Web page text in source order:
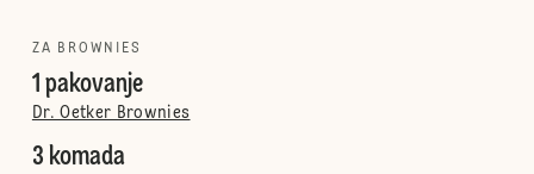
ZA BROWNIES
1 pakovanje
Dr. Oetker Brownies
3 komada